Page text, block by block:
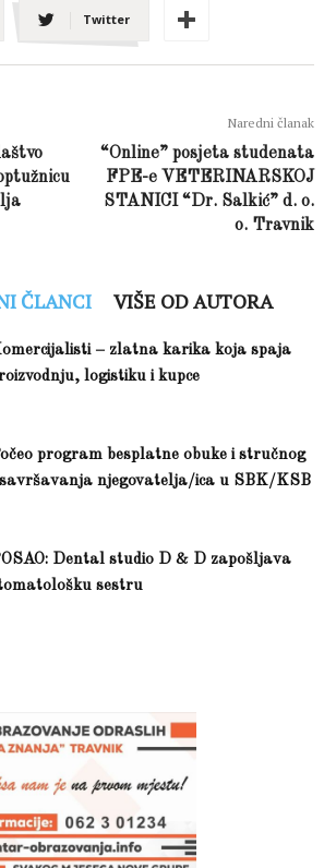
Twitter
Naredni članak
“Online” posjeta studenata
FPE-e VETERINARSKOJ
STANICI “Dr. Salkić” d. o.
o. Travnik
ČLANCI VIŠE OD AUTORA
– zlatna karika koja spaja
logistiku i kupce
program besplatne obuke i stručnog
njegovatelja/ica u SBK/KSB
Dental studio D & D zapošljava
sestru